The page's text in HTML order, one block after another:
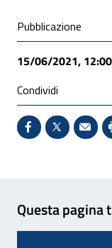
Condivisione
Pubblicazione
15/06/2021, 12:00
Condividi
Condividi su
X - Sito
Questa pagina